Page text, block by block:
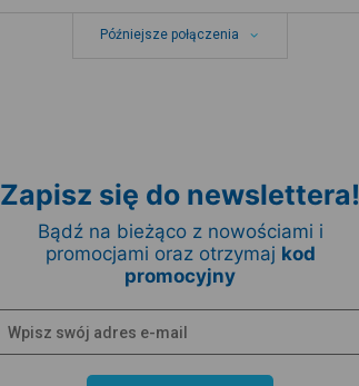
Późniejsze połączenia
Zapisz się do newslettera!
Bądź na bieżąco z nowościami i
promocjami oraz otrzymaj kod
promocyjny